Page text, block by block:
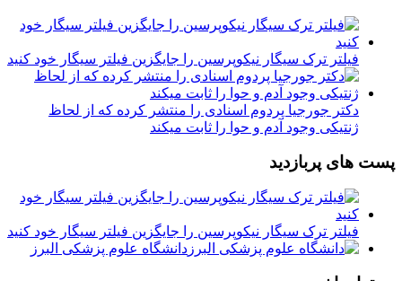
فیلتر ترک سیگار نیکوپرسین را جایگزین فیلتر سیگار خود کنید
دکتر جورجیا پردوم اسنادی را منتشر کرده که از لحاظ
ژنتیکی وجود آدم و حوا را ثابت میکند
پست های پربازدید
فیلتر ترک سیگار نیکوپرسین را جایگزین فیلتر سیگار خود کنید
دانشگاه علوم پزشکی البرز